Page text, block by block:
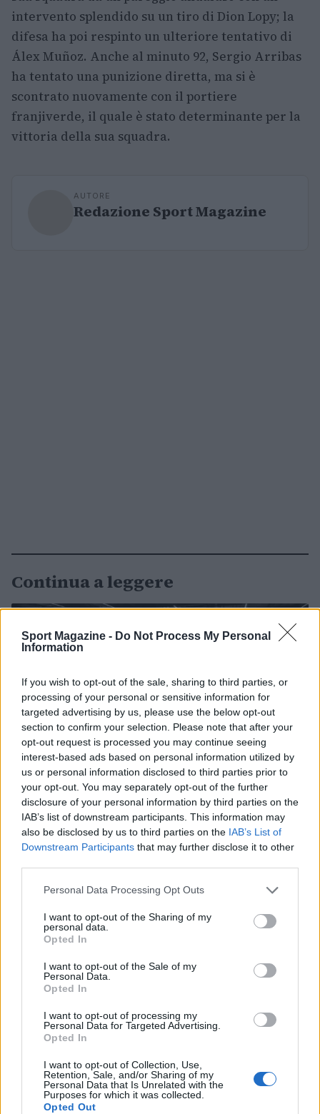
Sport Magazine - Do Not Process My Personal
Information
If you wish to opt-out of the sale, sharing to third parties, or
processing of your personal or sensitive information for
targeted advertising by us, please use the below opt-out
section to confirm your selection. Please note that after your
opt-out request is processed you may continue seeing
interest-based ads based on personal information utilized by
us or personal information disclosed to third parties prior to
your opt-out. You may separately opt-out of the further
disclosure of your personal information by third parties on the
IAB’s list of downstream participants. This information may
also be disclosed by us to third parties on the IAB’s List of
Downstream Participants that may further disclose it to other
Please note that this website/app uses one or more Google
not limited to your visit or usage behaviour. You may click to
grant or deny consent to Google and its third-party tags to
use your data for below specified purposes in below Google
consent section.
Personal Data Processing Opt Outs
I want to opt-out of the Sharing of my
personal data.
Opted In
I want to opt-out of the Sale of my
Personal Data.
Opted In
I want to opt-out of processing my
Personal Data for Targeted Advertising.
Opted In
I want to opt-out of Collection, Use,
Retention, Sale, and/or Sharing of my
Personal Data that Is Unrelated with the
Purposes for which it was collected.
Opted Out
intervento splendido su un tiro di Dion Lopy; la
difesa ha poi respinto un ulteriore tentativo di
Álex Muñoz. Anche al minuto 92, Sergio Arribas
ha tentato una punizione diretta, ma si è
scontrato nuovamente con il portiere
franjiverde, il quale è stato determinante per la
vittoria della sua squadra.
AUTORE
Redazione Sport Magazine
Continua a leggere
Governo italiano insiste su neutralità tecnologica per
auto elettriche e ibride
Francesca Lombardi · 7 Ago 2026
Scoperte carcasse di moto e motori in container
destinati al Senegal
Ilaria Mauri · 4 Ago 2026